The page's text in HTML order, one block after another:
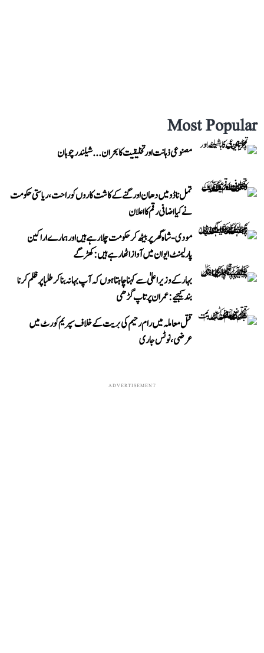
Most Popular
مصنوعی ذہانت اور تخلیقیت کا بحران... شیلندر چوہان
تمل ناڈو میں دھان اور گنے کے کاشت کاروں کو راحت، ریاستی حکومت
نے کیا اضافی رقم کا اعلان
مودی-شاہ گھر پر بیٹھ کر حکومت چلا رہے ہیں اور ہمارے اراکین
پارلیمنٹ ایوان میں آواز اٹھا رہے ہیں: کھڑگے
بہار کے وزیر اعلیٰ سے کہنا چاہتا ہوں کہ آپ بہانہ بنا کر طلبا پر ظلم کرنا
بند کیجیے: عمران پرتاپ گڑھی
قتل معاملہ میں رام رحیم کی بریت کے خلاف سپریم کورٹ میں
عرضی، نوٹس جاری
ADVERTISEMENT